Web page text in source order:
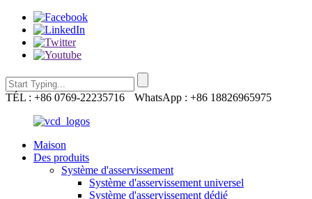
TÉL : +86 0769-22235716 WhatsApp : +86 18826965975
Maison
Des produits
Système d'asservissement
Système d'asservissement universel
Système d'asservissement dédié